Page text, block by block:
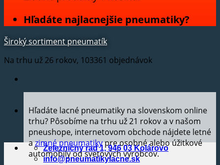
Hľadáte najlacnejšie pneumatiky?
Široký sortiment pneumatík
Na trhu už 26 rokov, 103361 objednávok
Hľadáte lacné pneumatiky na slovenskom online
trhu? Pôsobíme na trhu už 21 rokov a v našom
pneushope, internetovom obchode nájdete letné
azimné pneumatikypre osobné alebo úžitkové
automobily od svetových výrobcov.
Železničný rad 1, 946 03 Kolárovo
info@pneumatikylacne.sk